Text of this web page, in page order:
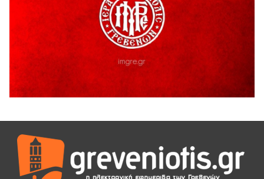
ΑΗ ΛΑΟΣ | 5 Αυγούστου | Υπαίθριο Θέατρο “Καστράκι”,
41η Γιορτή Κρασιού στο Τρίκωμο – «Γιορτή Παράδοσης»
5 Αυγούστου 2026
ΕΥΧΑΡΙΣΤΙΕΣ Φυσιολατρικού Συλλόγου Γρεβενών
4 Αυγούστου 2026